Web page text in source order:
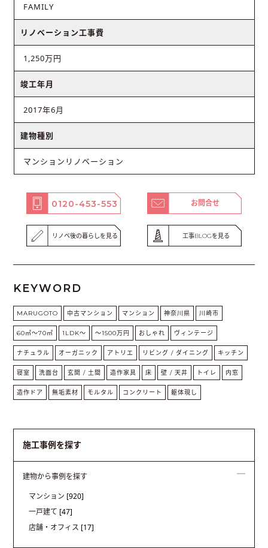
FAMILY
リノベーション工事費
1,250万円
竣工年月
2017年6月
建物種別
マンションリノベーション
0120-453-553 お問合せ
リノベ後の暮らしを見る 工事BLOGを見る
KEYWORD
MARUGOTO 中古マンション マンション 神奈川県 川崎市
60㎡〜70㎡ 1LDK〜 ～1500万円 おしゃれ ヴィンテージ
ナチュラル オーガニック アトリエ リビング / ダイニング キッチン
寝室 洗面台 玄関 / 土間 造作家具 床 壁 / 天井 トイレ 内窓
造作ドア 無垢素材 モルタル コンクリート 躯体現し
施工事例を探す
建物から事例を探す
マンション [920]
一戸建て [47]
店舗・オフィス [17]